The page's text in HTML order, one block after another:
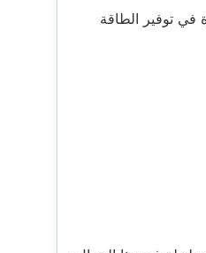
في توفير الطاقة